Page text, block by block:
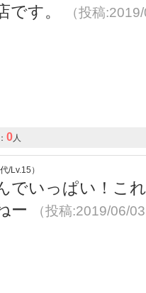
です。
（投稿
0人
/Lv.15）
でいっぱい！こ
ー
（投稿:2019/06/